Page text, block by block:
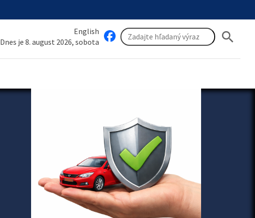
English
Dnes je 8. august 2026, sobota
search